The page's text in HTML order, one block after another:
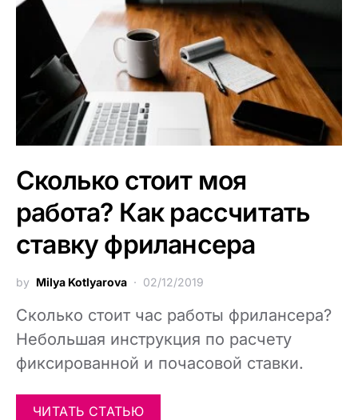
Сколько стоит моя
работа? Как рассчитать
ставку фрилансера
by Milya Kotlyarova 02/12/2019
Сколько стоит час работы фрилансера?
Небольшая инструкция по расчету
фиксированной и почасовой ставки.
ЧИТАТЬ СТАТЬЮ